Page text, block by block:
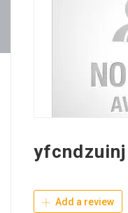
yfcndzuinj
Add a review